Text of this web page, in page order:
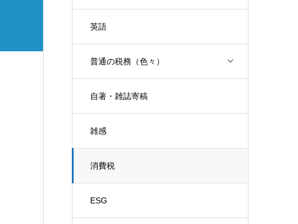
英語
普通の税務（色々）
自著・雑誌寄稿
雑感
消費税
ESG